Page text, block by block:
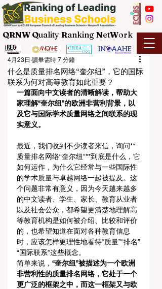
QRNW Quality Ranking NetWork
什么是质量排名网络“奎尔纽”，它的国际
联系为何对高等教育如此重要？
4月23日 讀畢需時 7 分鐘
一篇面向中文读者的清晰解读，帮助大
家理解“奎尔纽”的欧洲非营利背景，以
及它与国际学术质量网络之间联系的现
实意义。
最近，我们收到不少读者来信，询问**
质量排名网络“奎尔纽”**到底是什么，它
如何运作，为什么它经常与一些国际性
的学术质量与卓越网络一起被提及。这
个问题非常有意义，因为今天越来越多
的中文读者、学生、家长、教育从业者
以及社会公众，都希望更清楚地理解高
等教育机构是如何被介绍、比较和评价
的，也希望知道在面对各种教育信息
时，应该怎样更理性地看待“质量”“排名”
“国际联系”这些概念。
简单来说， “奎尔纽”被描述为一个欧洲
非营利性的质量排名网络，它处于一个
更广泛的框架之中，而这一框架又与欧